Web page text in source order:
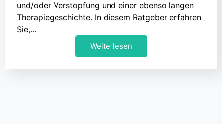
und/oder Verstopfung und einer ebenso langen
Therapiegeschichte. In diesem Ratgeber erfahren
Sie,…
Weiterlesen